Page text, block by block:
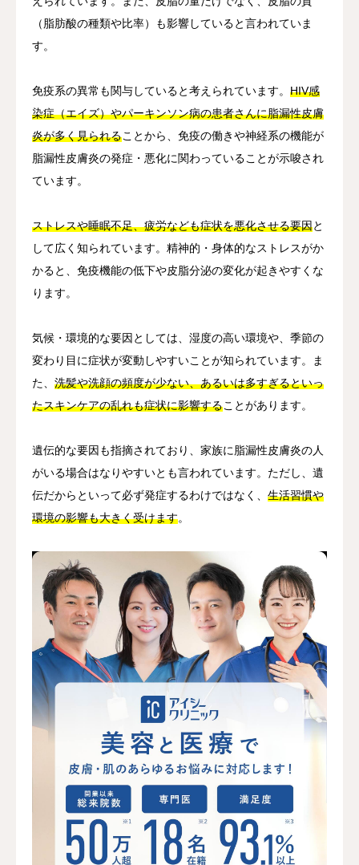
（脂肪酸の種類や比率）も影響していると言われていま
す。
免疫系の異常も関与していると考えられています。 HIV感
染症（エイズ）やパーキンソン病の患者さんに脂漏性皮膚
炎が多く見られることから、免疫の働きや神経系の機能が
脂漏性皮膚炎の発症・悪化に関わっていることが示唆され
ています。
ストレスや睡眠不足、疲労なども症状を悪化させる要因と
して広く知られています。精神的・身体的なストレスがか
かると、免疫機能の低下や皮脂分泌の変化が起きやすくな
ります。
気候・環境的な要因としては、湿度の高い環境や、季節の
変わり目に症状が変動しやすいことが知られています。ま
た、 洗髪や洗顔の頻度が少ない、あるいは多すぎるといっ
たスキンケアの乱れも症状に影響することがあります。
遺伝的な要因も指摘されており、家族に脂漏性皮膚炎の人
がいる場合はなりやすいとも言われています。ただし、遺
伝だからといって必ず発症するわけではなく、 生活習慣や
環境の影響も大きく受けます。